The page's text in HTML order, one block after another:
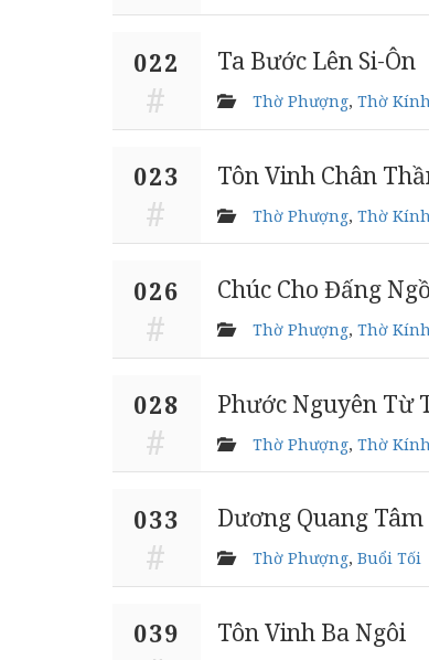
022 Ta Bước Lên Si-Ôn
Thờ Phượng, Thờ
023 Tôn Vinh Chân
Thờ Phượng, Thờ Kính
026 Chúc Cho Đấng
Thờ Phượng, Thờ
028 Phước Nguyên Từ
Thờ Phượng, Thờ Kính
033 Dương Quang
Thờ Phượng, Buổi Tối
039 Tôn Vinh Ba Ngôi